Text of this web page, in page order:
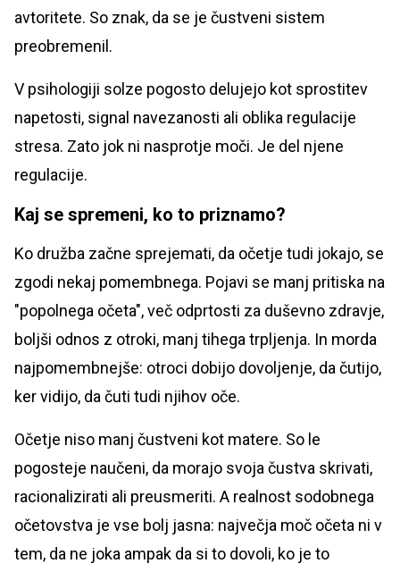
avtoritete. So znak, da se je čustveni sistem
preobremenil.
V psihologiji solze pogosto delujejo kot sprostitev
napetosti, signal navezanosti ali oblika regulacije
stresa. Zato jok ni nasprotje moči. Je del njene
regulacije.
Kaj se spremeni, ko to priznamo?
Ko družba začne sprejemati, da očetje tudi jokajo, se
zgodi nekaj pomembnega. Pojavi se manj pritiska na
"popolnega očeta", več odprtosti za duševno zdravje,
boljši odnos z otroki, manj tihega trpljenja. In morda
najpomembnejše: otroci dobijo dovoljenje, da čutijo,
ker vidijo, da čuti tudi njihov oče.
Očetje niso manj čustveni kot matere. So le
pogosteje naučeni, da morajo svoja čustva skrivati,
racionalizirati ali preusmeriti. A realnost sodobnega
očetovstva je vse bolj jasna: največja moč očeta ni v
tem, da ne joka ampak da si to dovoli, ko je to